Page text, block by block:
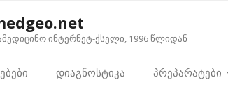
ინტერნეტ-ქსელი, 1996 წლიდან
დიაგნოსტიკა პრეპარატები